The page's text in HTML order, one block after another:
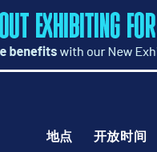
地点 开放时间